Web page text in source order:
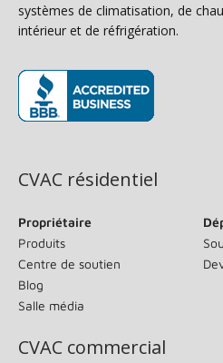
systèmes de climatisation, de
intérieur et de réfrigération.
CVAC résidentiel
Propriétaire
Produits
Centre de soutien
Blog
Salle média
CVAC commercial